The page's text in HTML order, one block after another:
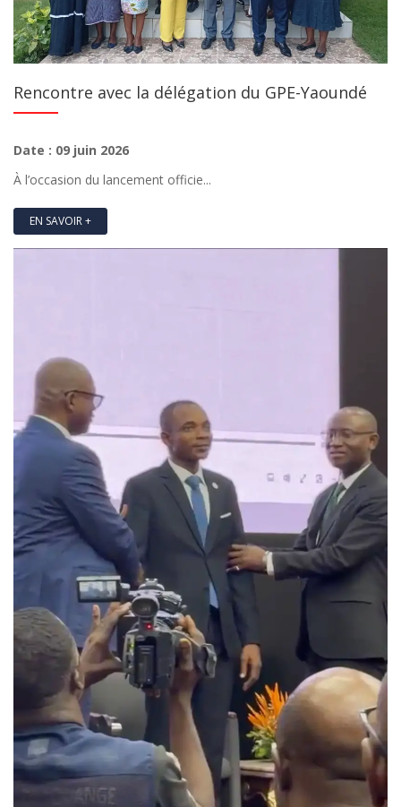
Rencontre avec la délégation du GPE-Yaoundé
Date : 09 juin 2026
À l’occasion du lancement officie...
EN SAVOIR +